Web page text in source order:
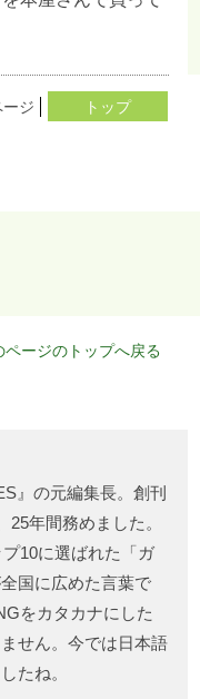
ジ 62ページ 61ページ
トップ
ページのトップへ戻る
』の元編集長。創刊
25年間務めました。
10に選ばれた「ガ
国に広めた言葉で
をカタカナにした
せん。今では日本語
たね。